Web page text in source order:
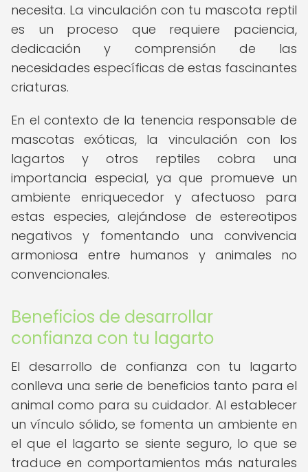
necesita. La vinculación con tu mascota reptil
es un proceso que requiere paciencia,
dedicación y comprensión de las
necesidades específicas de estas fascinantes
criaturas.
En el contexto de la tenencia responsable de
mascotas exóticas, la vinculación con los
lagartos y otros reptiles cobra una
importancia especial, ya que promueve un
ambiente enriquecedor y afectuoso para
estas especies, alejándose de estereotipos
negativos y fomentando una convivencia
armoniosa entre humanos y animales no
convencionales.
Beneficios de desarrollar
confianza con tu lagarto
El desarrollo de confianza con tu lagarto
conlleva una serie de beneficios tanto para el
animal como para su cuidador. Al establecer
un vínculo sólido, se fomenta un ambiente en
el que el lagarto se siente seguro, lo que se
traduce en comportamientos más naturales